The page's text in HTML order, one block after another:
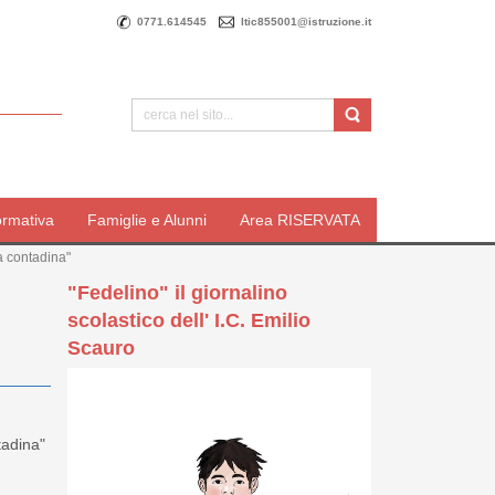
0771.614545 ltic855001@istruzione.it
Famiglie e Alunni Area RISERVATA
contadina"
"Fedelino" il giornalino
scolastico dell' I.C. Emilio
Scauro